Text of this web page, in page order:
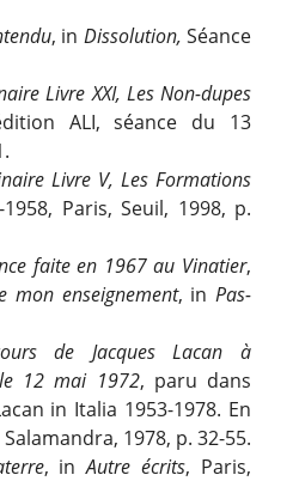
, in Dissolution, Séance
Livre XXI, Les Non-dupes
ALI, séance du 13
Livre V, Les Formations
Paris, Seuil, 1998, p.
faite en 1967 au Vinatier,
mon enseignement, in Pas-
de Jacques Lacan à
12 mai 1972, paru dans
in Italia 1953-1978. En
1978, p. 32-55.
, inAutre écrits, Paris,